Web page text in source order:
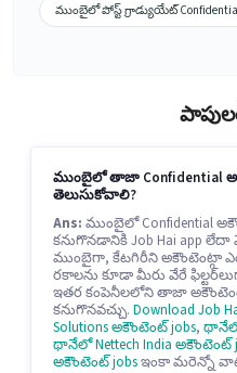
ముంబైలో పోస్ట్ గ్రాడ్యుయేట్
ముంబైలో తాజా Confidential
తెలుసుకోవాలి?
Ans: ముంబైలో Confidential
కనుగొనడానికి Job Hai app
ముంబైగా, కేటగిరీని అకౌంటెంట్గా
రకాలను కూడా మీరు వేరే
ఇతర కంపెనీలలోని తాజా
కనుగొనవచ్చు. Download Job
Solutions అకౌంటెంట్ jobs, థానేలో
థానేలో Nettech India అకౌంటెంట్
అకౌంటెంట్ jobsఇంకా మరెన్నో